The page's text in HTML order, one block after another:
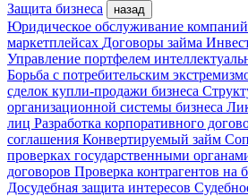
Защита бизнеса
назад
Юридическое обслуживание компаний
маркетплейсах Договоры займа
Управление портфелем
Борьба с потребительским
сделок купли-продажи бизнеса
организационной системы бизнеса
лиц Разработка корпоративного
соглашения Конвертируемый займ
проверках государственными
договоров Проверка контрагентов на
Досудебная защита интересов